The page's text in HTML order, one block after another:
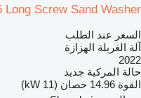
Long Screw Sand Washer
السعر عند الطلب
آلة الغربلة الهزازة
2022
حالة المركبة جديد
القوة 14.96 حصان (11 kW)